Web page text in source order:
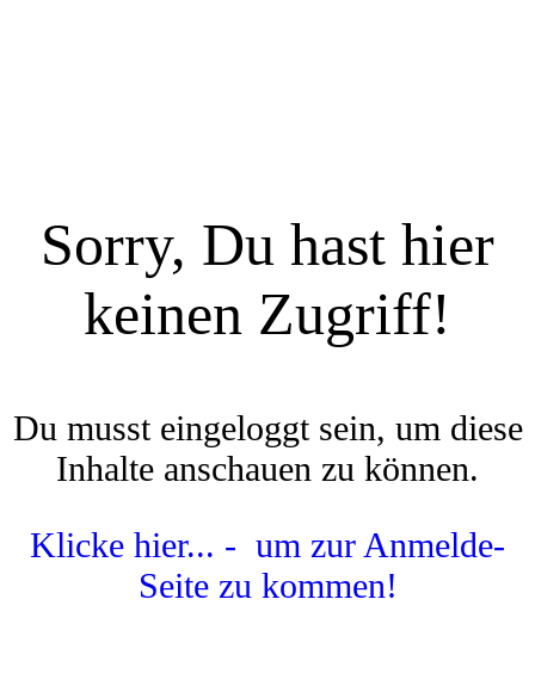
Sorry, Du hast hier
keinen Zugriff!
Du musst eingeloggt sein, um diese
Inhalte anschauen zu können.
Klicke hier... - um zur Anmelde-
Seite zu kommen!